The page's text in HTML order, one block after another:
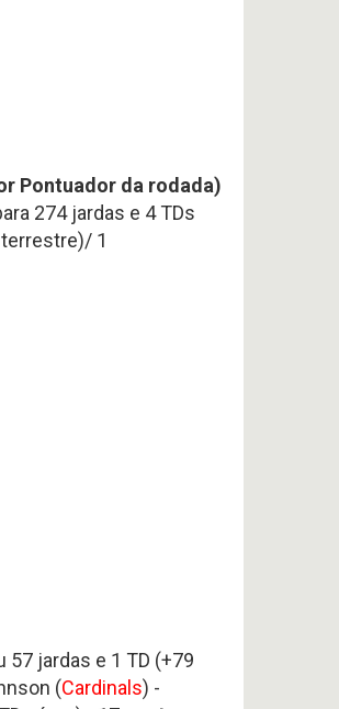
Pontuador da rodada)
274 jardas e 4 TDs
1
57 jardas e 1 TD (+79
(Cardinals) -